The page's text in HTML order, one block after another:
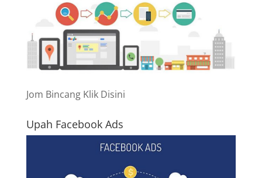
Jom Bincang Klik Disini
Upah Facebook Ads